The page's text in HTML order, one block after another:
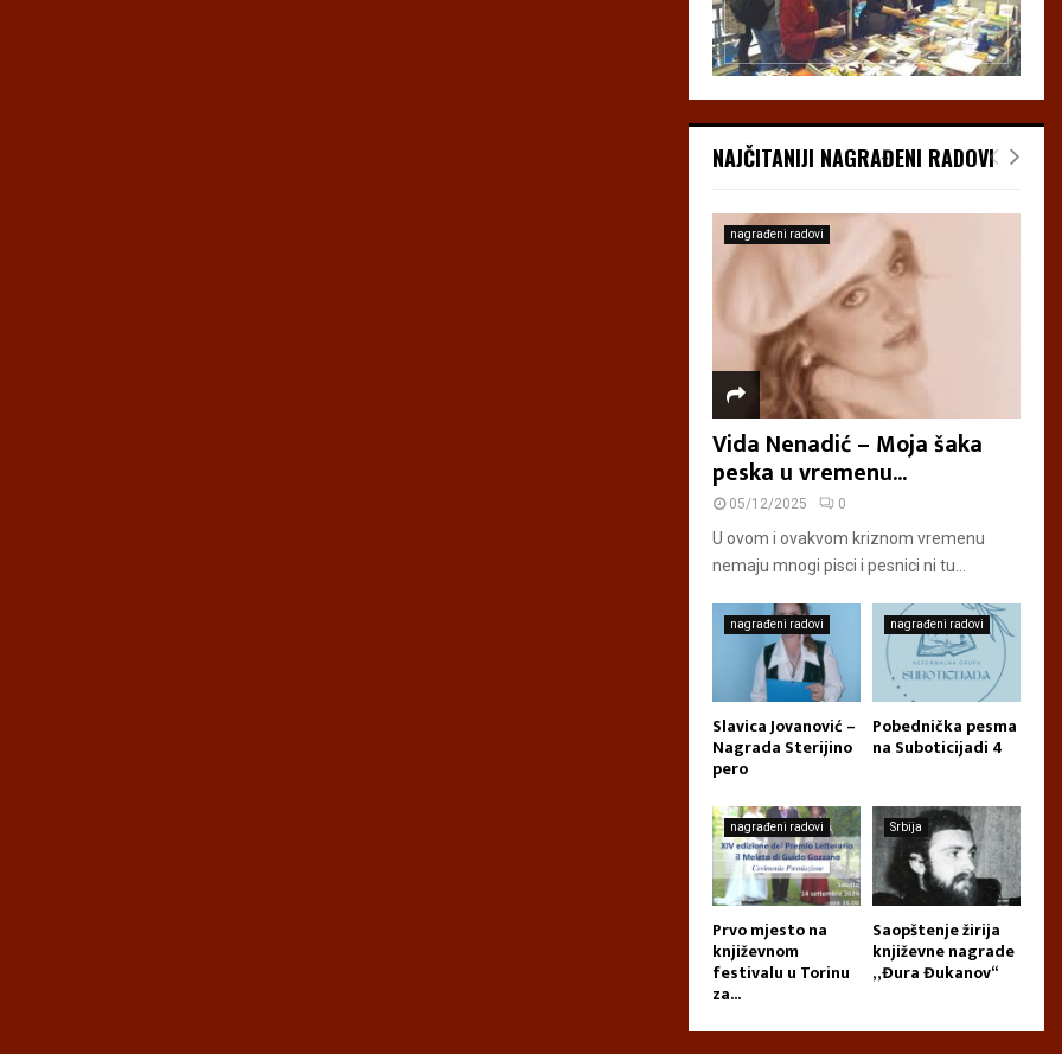
NAJČITANIJI NAGRAĐENI RADOVI
nagrađeni radovi
Vida Nenadić – Moja šaka
peska u vremenu...
05/12/2025 0
U ovom i ovakvom kriznom vremenu
nemaju mnogi pisci i pesnici ni tu...
nagrađeni radovi
Slavica Jovanović –
Nagrada Sterijino
pero
nagrađeni radovi
Pobednička pesma
na Suboticijadi 4
nagrađeni radovi
Prvo mjesto na
književnom
festivalu u Torinu
za...
Srbija
Saopštenje žirija
književne nagrade
„Đura Đukanov“